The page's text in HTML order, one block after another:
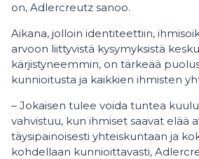
on, Adlercreutz sanoo.
Aikana, jolloin identiteettiin,
arvoon liittyvistä kysymyksistä
kärjistyneemmin, on tärkeää
kunnioitusta ja kaikkien ihmisten
– Jokaisen tulee voida tuntea
vahvistuu, kun ihmiset saavat elää
täysipainoisesti yhteiskuntaan ja
kohdellaan kunnioittavasti,